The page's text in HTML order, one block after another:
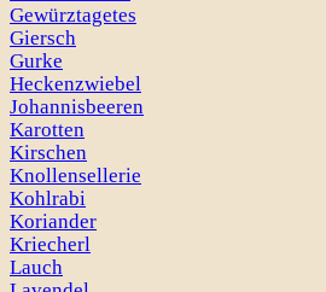
Gewürztagetes
Giersch
Gurke
Heckenzwiebel
Johannisbeeren
Karotten
Kirschen
Knollensellerie
Kohlrabi
Koriander
Kriecherl
Lauch